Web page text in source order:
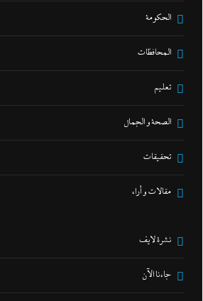
الحكومة
المحافظات
تعليم
الصحة و الجمال
تحقيقات
مقالات و أراء
نشرة لايف
جاءنا الآن